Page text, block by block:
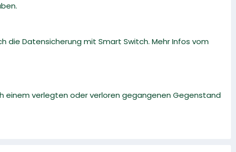
die Datensicherung mit Smart Switch. Mehr Infos vom
einem verlegten oder verloren gegangenen Gegenstand